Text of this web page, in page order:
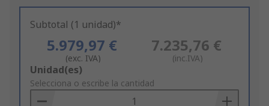
Subtotal (1 unidad)*
5.979,97 €
(exc. IVA)
7.235,76 €
(inc.IVA)
Add
to
Basket
Unidad(es)
Selecciona o escribe la cantidad